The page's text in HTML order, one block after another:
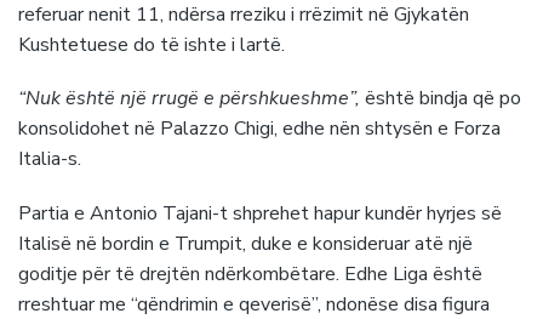
referuar nenit 11, ndërsa rreziku i rrëzimit në Gjykatën
Kushtetuese do të ishte i lartë.
“Nuk është një rrugë e përshkueshme”, është bindja që po
konsolidohet në Palazzo Chigi, edhe nën shtysën e Forza
Italia-s.
Partia e Antonio Tajani-t shprehet hapur kundër hyrjes së
Italisë në bordin e Trumpit, duke e konsideruar atë një
goditje për të drejtën ndërkombëtare. Edhe Liga është
rreshtuar me “qëndrimin e qeverisë”, ndonëse disa figura